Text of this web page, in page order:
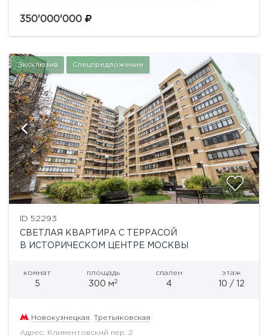
планировка. Можно спланировать кухню-гостиную,
350'000'000
Эксклюзив Спецпредложение
ID 52293
СВЕТЛАЯ КВАРТИРА С ТЕРРАСОЙ
В ИСТОРИЧЕСКОМ ЦЕНТРЕ МОСКВЫ
комнат
5
площадь
300 м2
спален
4
этаж
10 / 12
Новокузнецкая Третьяковская
Адрес: Климентовский пер. 2